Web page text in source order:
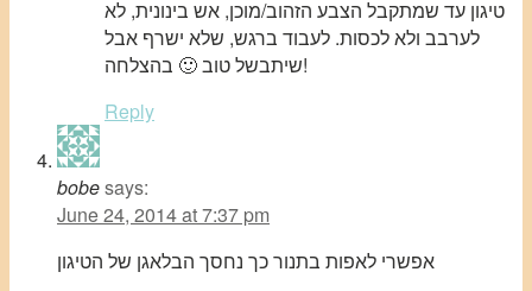
טיגון עד שמתקבל הצבע הזהוב/מוכן, אש בינונית, לא
לערבב ולא לכסות. לעבוד ברגש, שלא ישרף אבל
שיתבשל טוב 🙂 בהצלחה!
Reply
bobesays:
June 24, 2014 at 7:37 pm
אפשרי לאפות בתנור כך נחסך הבלאגן של הטיגון